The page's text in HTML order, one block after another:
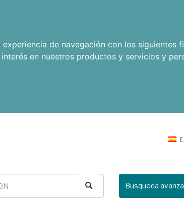
de navegación con los siguientes
en nuestros productos y servicios y
Busqueda